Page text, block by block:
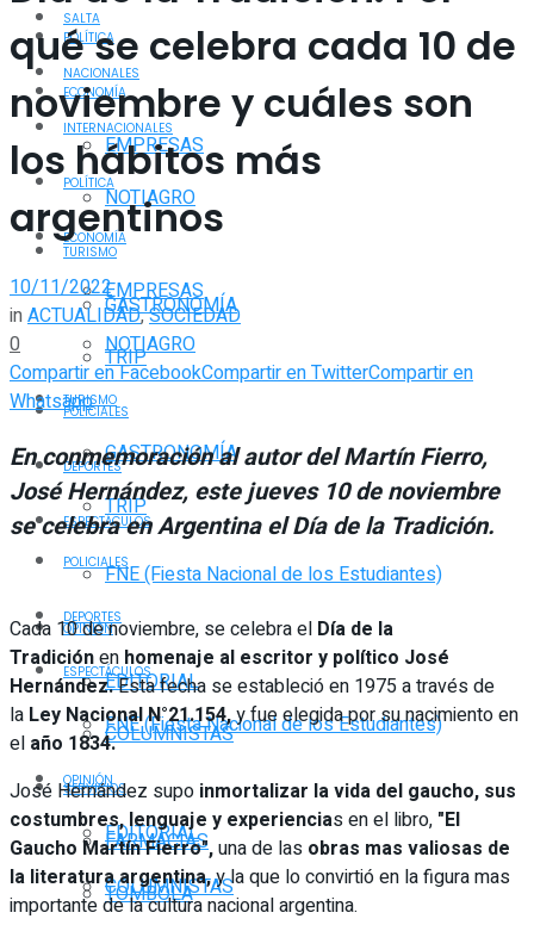
POLÍTICA
ECONOMÍA
EMPRESAS
NOTIAGRO
TURISMO
GASTRONOMÍA
TRIP
POLICIALES
DEPORTES
ESPECTÁCULOS
FNE (Fiesta Nacional de los Estudiantes)
OPINIÓN
EDITORIAL
COLUMNISTAS
SERVICIOS
FARMACIAS
TOMBOLA
SALTA
NACIONALES
INTERNACIONALES
POLÍTICA
ECONOMÍA
EMPRESAS
NOTIAGRO
TURISMO
GASTRONOMÍA
TRIP
POLICIALES
DEPORTES
ESPECTÁCULOS
FNE (Fiesta Nacional de los Estudiantes)
OPINIÓN
EDITORIAL
COLUMNISTAS
qué se celebra cada 10 de
noviembre y cuáles son
los hábitos más
argentinos
10/11/2022
inACTUALIDAD,SOCIEDAD
0
Compartir en FacebookCompartir en TwitterCompartir en
Whatsapp
En conmemoración al autor del Martín Fierro,
José Hernández, este jueves 10 de noviembre
se celebra en Argentina el Día de la Tradición.
Cada 10 de noviembre, se celebra el Día de la
Tradiciónen homenaje al escritor y político José
Hernández.Esta fecha se estableció en 1975 a través de
la Ley Nacional N°21.154,y fue elegida por su nacimiento en
el año 1834.
José Hernández supo inmortalizar la vida del gaucho, sus
costumbres, lenguaje y experiencias en el libro, "El
Gaucho Martín Fierro",una de las obras mas valiosas de
la literatura argentina,y la que lo convirtió en la figura mas
importante de la cultura nacional argentina.